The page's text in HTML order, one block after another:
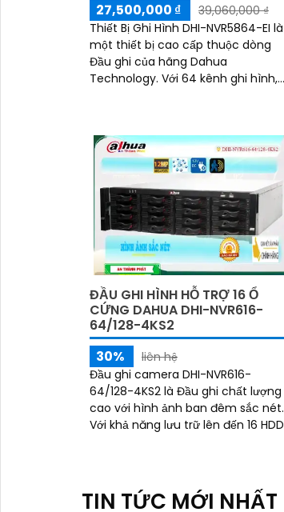
27,500,000 ₫
39,060,000 ₫
Thiết Bị Ghi Hình DHI-NVR5864-EI là
một thiết bị cao cấp thuộc dòng
Đầu ghi của hãng Dahua
Technology. Với 64 kênh ghi hình,
ĐẦU GHI HÌNH HỖ TRỢ 16 Ổ
CỨNG DAHUA DHI-NVR616-
64/128-4KS2
30%
liên hệ
Đầu ghi camera DHI-NVR616-
64/128-4KS2 là Đầu ghi chất lượng
cao với hình ảnh ban đêm sắc nét.
Với khả năng lưu trữ lên đến 16 HDD
TIN TỨC MỚI NHẤT